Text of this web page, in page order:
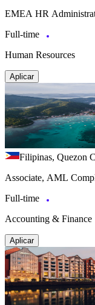
EMEA HR
Full-time
Human Resources
Aplicar
Filipinas, Quezon
Associate, AML
Full-time
Accounting & Finance
Aplicar